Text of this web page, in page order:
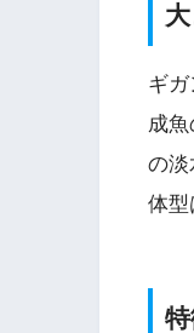
ギ
成
の淡
体型